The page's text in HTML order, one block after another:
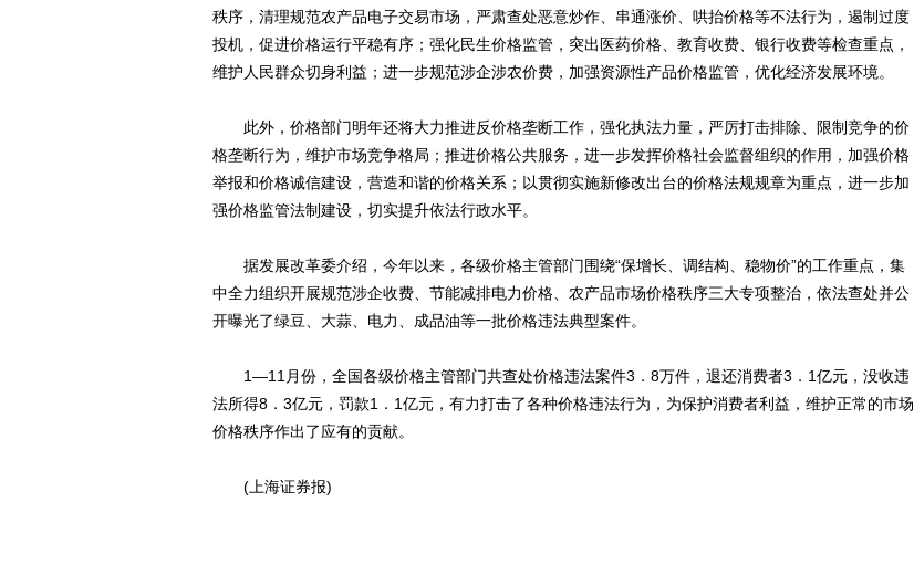
秩序，清理规范农产品电子交易市场，严肃查处恶意炒作、串通涨价、哄抬价格等不法行为，遏制过度
投机，促进价格运行平稳有序；强化民生价格监管，突出医药价格、教育收费、银行收费等检查重点，
维护人民群众切身利益；进一步规范涉企涉农价费，加强资源性产品价格监管，优化经济发展环境。
此外，价格部门明年还将大力推进反价格垄断工作，强化执法力量，严厉打击排除、限制竞争的价
格垄断行为，维护市场竞争格局；推进价格公共服务，进一步发挥价格社会监督组织的作用，加强价格
举报和价格诚信建设，营造和谐的价格关系；以贯彻实施新修改出台的价格法规规章为重点，进一步加
强价格监管法制建设，切实提升依法行政水平。
据发展改革委介绍，今年以来，各级价格主管部门围绕“保增长、调结构、稳物价”的工作重点，集
中全力组织开展规范涉企收费、节能减排电力价格、农产品市场价格秩序三大专项整治，依法查处并公
开曝光了绿豆、大蒜、电力、成品油等一批价格违法典型案件。
1—11月份，全国各级价格主管部门共查处价格违法案件3．8万件，退还消费者3．1亿元，没收违
法所得8．3亿元，罚款1．1亿元，有力打击了各种价格违法行为，为保护消费者利益，维护正常的市场
价格秩序作出了应有的贡献。
(上海证券报)